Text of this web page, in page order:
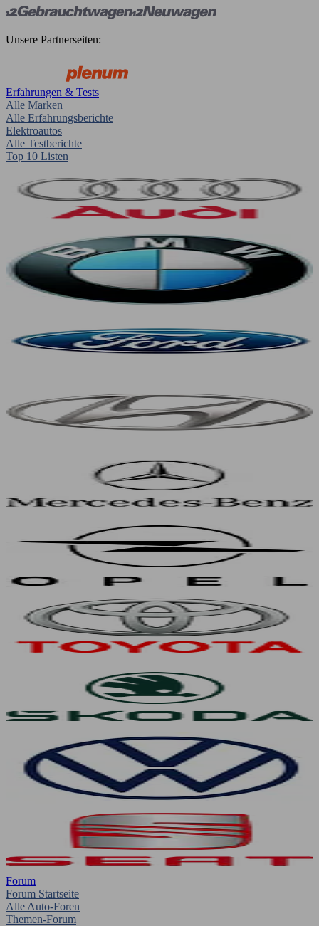
Unsere Partnerseiten:
Erfahrungen & Tests
Alle Marken
Alle Erfahrungsberichte
Elektroautos
Alle Testberichte
Top 10 Listen
Forum
Forum Startseite
Alle Auto-Foren
Themen-Forum